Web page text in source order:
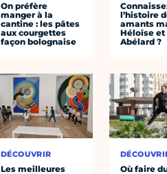
On préfère
manger à la
cantine : les pâtes
aux courgettes
façon bolognaise
DÉCOUVRIR
Les meilleures
l’histoire
amants
Héloïse et
Abélard ?
Où faire